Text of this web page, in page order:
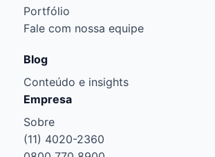
Portfólio
Fale com nossa equipe
Blog
Conteúdo e insights
Empresa
Sobre
(11) 4020-2360